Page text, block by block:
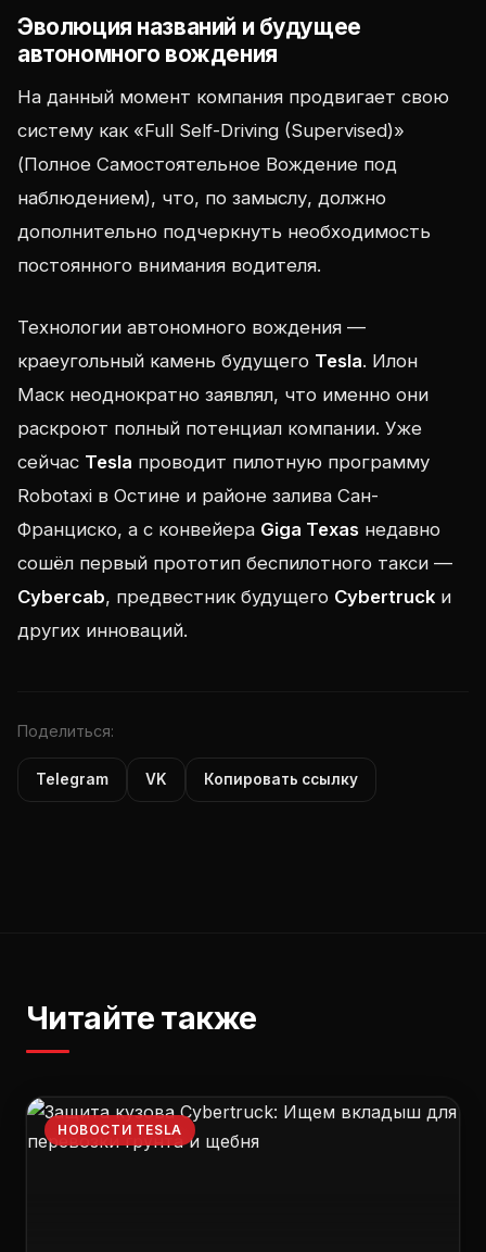
Эволюция названий и будущее
автономного вождения
На данный момент компания продвигает свою
систему как «Full Self-Driving (Supervised)»
(Полное Самостоятельное Вождение под
наблюдением), что, по замыслу, должно
дополнительно подчеркнуть необходимость
постоянного внимания водителя.
Технологии автономного вождения —
краеугольный камень будущего Tesla. Илон
Маск неоднократно заявлял, что именно они
раскроют полный потенциал компании. Уже
сейчас Tesla проводит пилотную программу
Robotaxi в Остине и районе залива Сан-
Франциско, а с конвейера Giga Texas недавно
сошёл первый прототип беспилотного такси —
Cybercab, предвестник будущего Cybertruck и
других инноваций.
Поделиться:
Telegram VK Копировать ссылку
Читайте также
НОВОСТИ TESLA